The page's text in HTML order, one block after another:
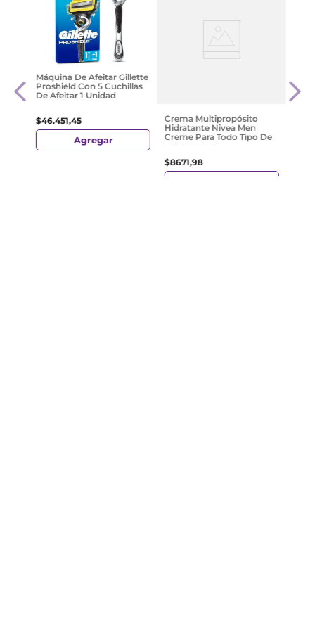
Máquina De Afeitar Gillette
Proshield Con 5 Cuchillas
De Afeitar 1 Unidad
$46.451,45
Agregar
Crema Multipropósito
Hidratante Nivea Men
Creme Para Todo Tipo De
Piel X 150 Ml
$8671,98